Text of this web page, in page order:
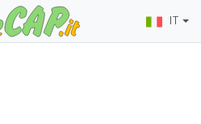
IT